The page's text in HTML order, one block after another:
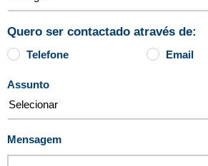
Quero ser contactado através de:
Telefone Email
Assunto
Mensagem